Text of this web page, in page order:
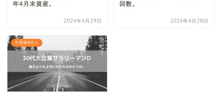
年4月末資産。
2024年4月29日
回数。
2024年4月28日
市場価値向上